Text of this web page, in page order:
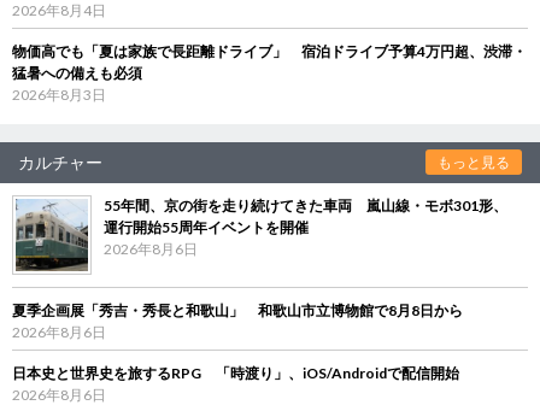
2026年8月4日
物価高でも「夏は家族で長距離ドライブ」 宿泊ドライブ予算4万円超、渋滞・
猛暑への備えも必須
2026年8月3日
カルチャー もっと見る
55年間、京の街を走り続けてきた車両 嵐山線・モボ301形、
運行開始55周年イベントを開催
2026年8月6日
夏季企画展「秀吉・秀長と和歌山」 和歌山市立博物館で8月8日から
2026年8月6日
日本史と世界史を旅するRPG 「時渡り」、iOS/Androidで配信開始
2026年8月6日